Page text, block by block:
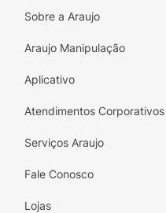
Para Pele com Acne:
especificamente
segurança e
manter no
Sobre a Araujo
Araujo Manipulação
Aplicativo
Atendimentos
Serviços Araujo
Fale Conosco
Lojas